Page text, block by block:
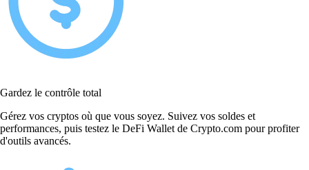
Gardez le contrôle total
Gérez vos cryptos où que vous soyez. Suivez vos soldes et
performances, puis testez le DeFi Wallet de Crypto.com pour profiter
d'outils avancés.